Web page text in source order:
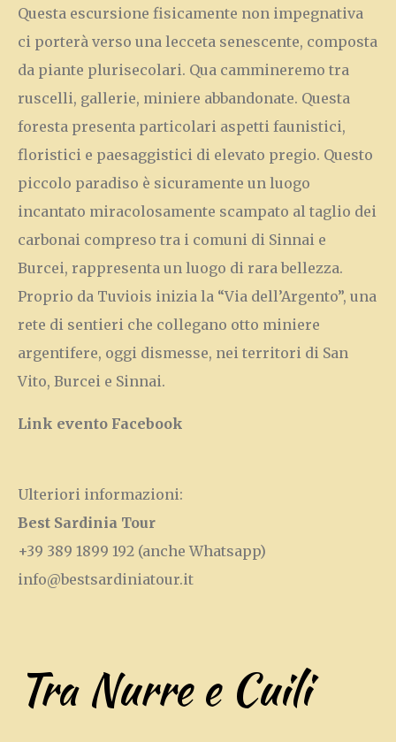
Questa escursione fisicamente non impegnativa
ci porterà verso una lecceta senescente, composta
da piante plurisecolari. Qua cammineremo tra
ruscelli, gallerie, miniere abbandonate. Questa
foresta presenta particolari aspetti faunistici,
floristici e paesaggistici di elevato pregio. Questo
piccolo paradiso è sicuramente un luogo
incantato miracolosamente scampato al taglio dei
carbonai compreso tra i comuni di Sinnai e
Burcei, rappresenta un luogo di rara bellezza.
Proprio da Tuviois inizia la “Via dell’Argento”, una
rete di sentieri che collegano otto miniere
argentifere, oggi dismesse, nei territori di San
Vito, Burcei e Sinnai.
Link evento Facebook
Ulteriori informazioni:
Best Sardinia Tour
+39 389 1899 192 (anche Whatsapp)
info@bestsardiniatour.it
Tra Nurre e Cuili